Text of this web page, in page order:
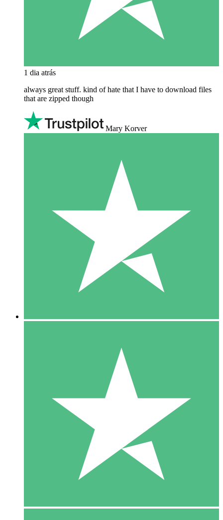
1 dia atrás
always great stuff. kind of hate that I have to download files
that are zipped though
Mary Korver